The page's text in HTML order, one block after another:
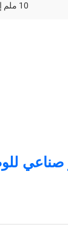
10 ملم إلى 3000 ملم